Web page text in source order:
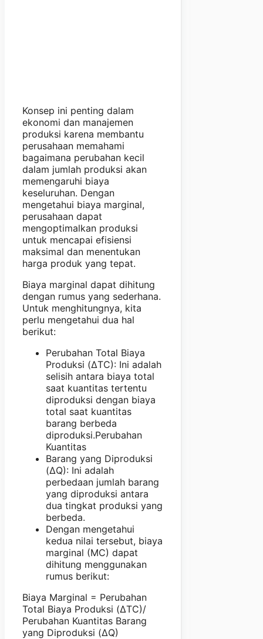
Konsep ini penting dalam
ekonomi dan manajemen
produksi karena membantu
perusahaan memahami
bagaimana perubahan kecil
dalam jumlah produksi akan
memengaruhi biaya
keseluruhan. Dengan
mengetahui biaya marginal,
perusahaan dapat
mengoptimalkan produksi
untuk mencapai efisiensi
maksimal dan menentukan
harga produk yang tepat.
Biaya marginal dapat dihitung
dengan rumus yang sederhana.
Untuk menghitungnya, kita
perlu mengetahui dua hal
berikut:
Perubahan Total Biaya
Produksi (ΔTC): Ini adalah
selisih antara biaya total
saat kuantitas tertentu
diproduksi dengan biaya
total saat kuantitas
barang berbeda
diproduksi.Perubahan
Kuantitas
Barang yang Diproduksi
(ΔQ): Ini adalah
perbedaan jumlah barang
yang diproduksi antara
dua tingkat produksi yang
berbeda.
Dengan mengetahui
kedua nilai tersebut, biaya
marginal (MC) dapat
dihitung menggunakan
rumus berikut:
Biaya Marginal = Perubahan
Total Biaya Produksi (ΔTC)/
Perubahan Kuantitas Barang
yang Diproduksi (ΔQ)